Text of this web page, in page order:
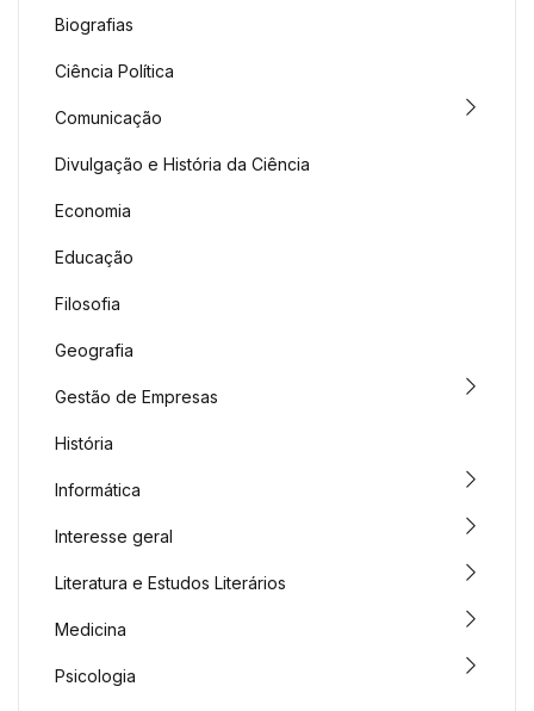
Biografias
Ciência Política
Comunicação
Divulgação e História da Ciência
Economia
Educação
Filosofia
Geografia
Gestão de Empresas
História
Informática
Interesse geral
Literatura e Estudos Literários
Medicina
Psicologia